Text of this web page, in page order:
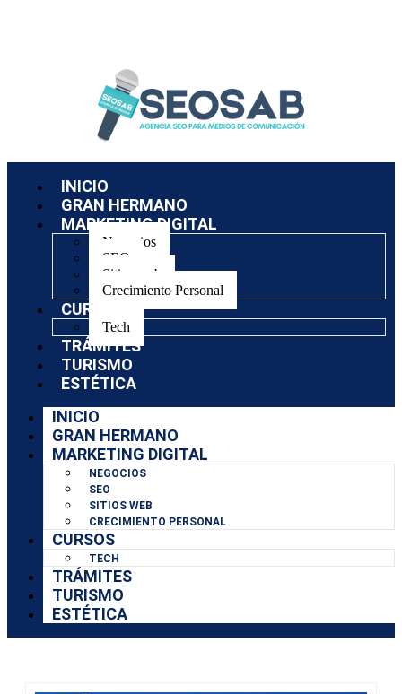
INICIO
GRAN HERMANO
MARKETING DIGITAL
Negocios
SEO
Sitios web
Crecimiento Personal
CURSOS
Tech
TRÁMITES
TURISMO
ESTÉTICA
INICIO
GRAN HERMANO
MARKETING DIGITAL
NEGOCIOS
SEO
SITIOS WEB
CRECIMIENTO PERSONAL
CURSOS
TECH
TRÁMITES
TURISMO
ESTÉTICA